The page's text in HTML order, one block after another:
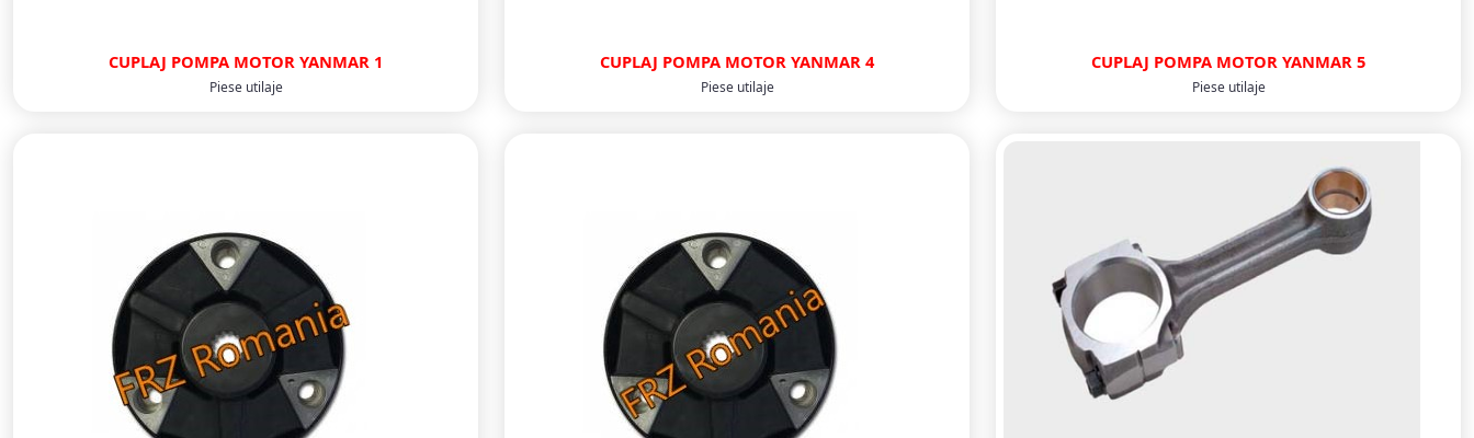
CUPLAJ POMPA MOTOR YANMAR 1
Piese utilaje
CUPLAJ POMPA MOTOR YANMAR 4
Piese utilaje
CUPLAJ POMPA MOTOR YANMAR 5
Piese utilaje